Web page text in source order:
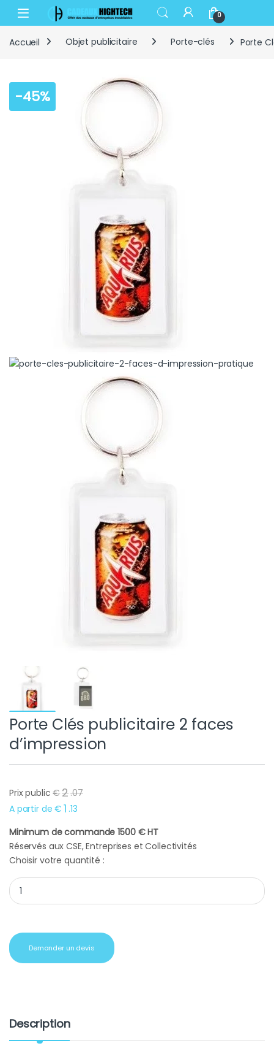
Skip to navigation
Skip to content
Open 0
Accueil Objet publicitaire Porte-clés Porte
-45%
Porte Clés publicitaire 2 faces
d’impression
Prix public €2.07
A partir de € 1 .13
Minimum de commande 1500 € HT
Réservés aux CSE, Entreprises et Collectivités
Choisir votre quantité :
Porte Clés publicitaire 2 faces d'impression quantity
Demander un devis
Description